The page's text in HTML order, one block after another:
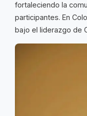
fortaleciendo la
participantes. En
bajo el liderazgo de